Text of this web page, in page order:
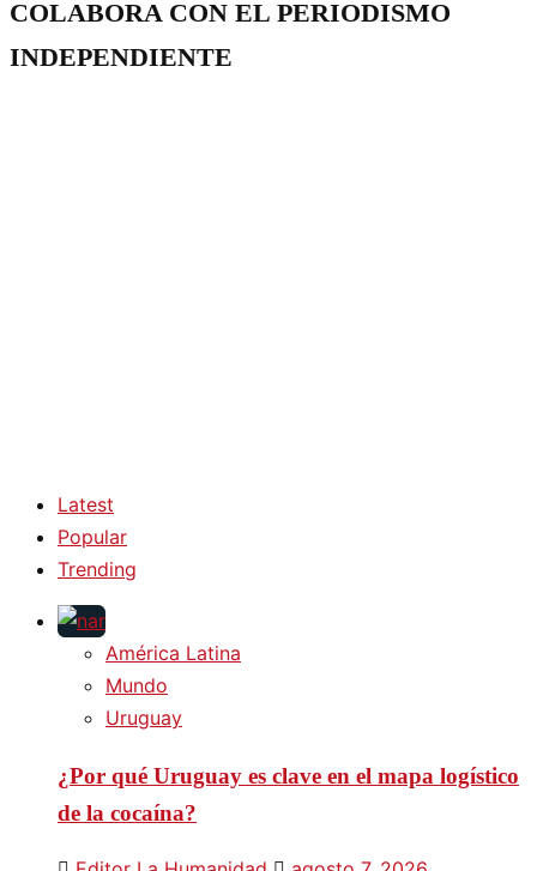
COLABORA CON EL PERIODISMO
INDEPENDIENTE
Latest
Popular
Trending
América Latina
Mundo
Uruguay
¿Por qué Uruguay es clave en el mapa logístico
de la cocaína?